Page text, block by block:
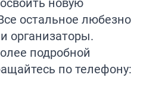
остальное любезно
организаторы.
подробной
по телефону: